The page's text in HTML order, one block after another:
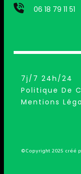
06 18 79 11 51
7j/7 24h/24
Politique De
Mentions
©Copyright 2025 créé